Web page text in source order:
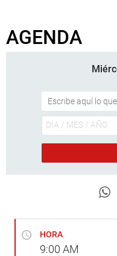
AGENDA
HORA
9:00 AM